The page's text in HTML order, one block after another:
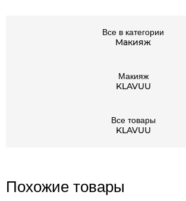
Все в категории
Макияж
Макияж
KLAVUU
Все товары
KLAVUU
Похожие товары